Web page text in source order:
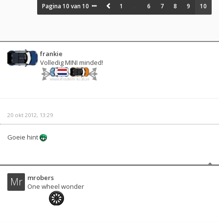
Pagina10 van10 1 6 7 8 9 10
frankie
Volledig MINI minded!
20 okt 2012, 13:29
Goeie hint
Mr
mrobers
One wheel wonder